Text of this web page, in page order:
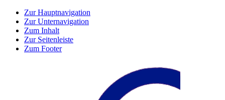
Zur Hauptnavigation
Zur Unternavigation
Zum Inhalt
Zur Seitenleiste
Zum Footer